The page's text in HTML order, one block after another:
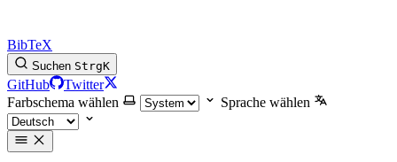
BibTeX
Suchen StrgK
GitHub
Twitter
Farbschema wählen
Sprache wählen